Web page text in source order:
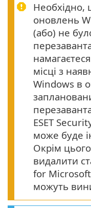
Необхідно,
оновлень
(або) не
місці з
Windows в
ESET
може буде
Окрім
видалити
for
можуть